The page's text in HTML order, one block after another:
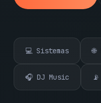
💻 Sistemas
🎧 DJ Music